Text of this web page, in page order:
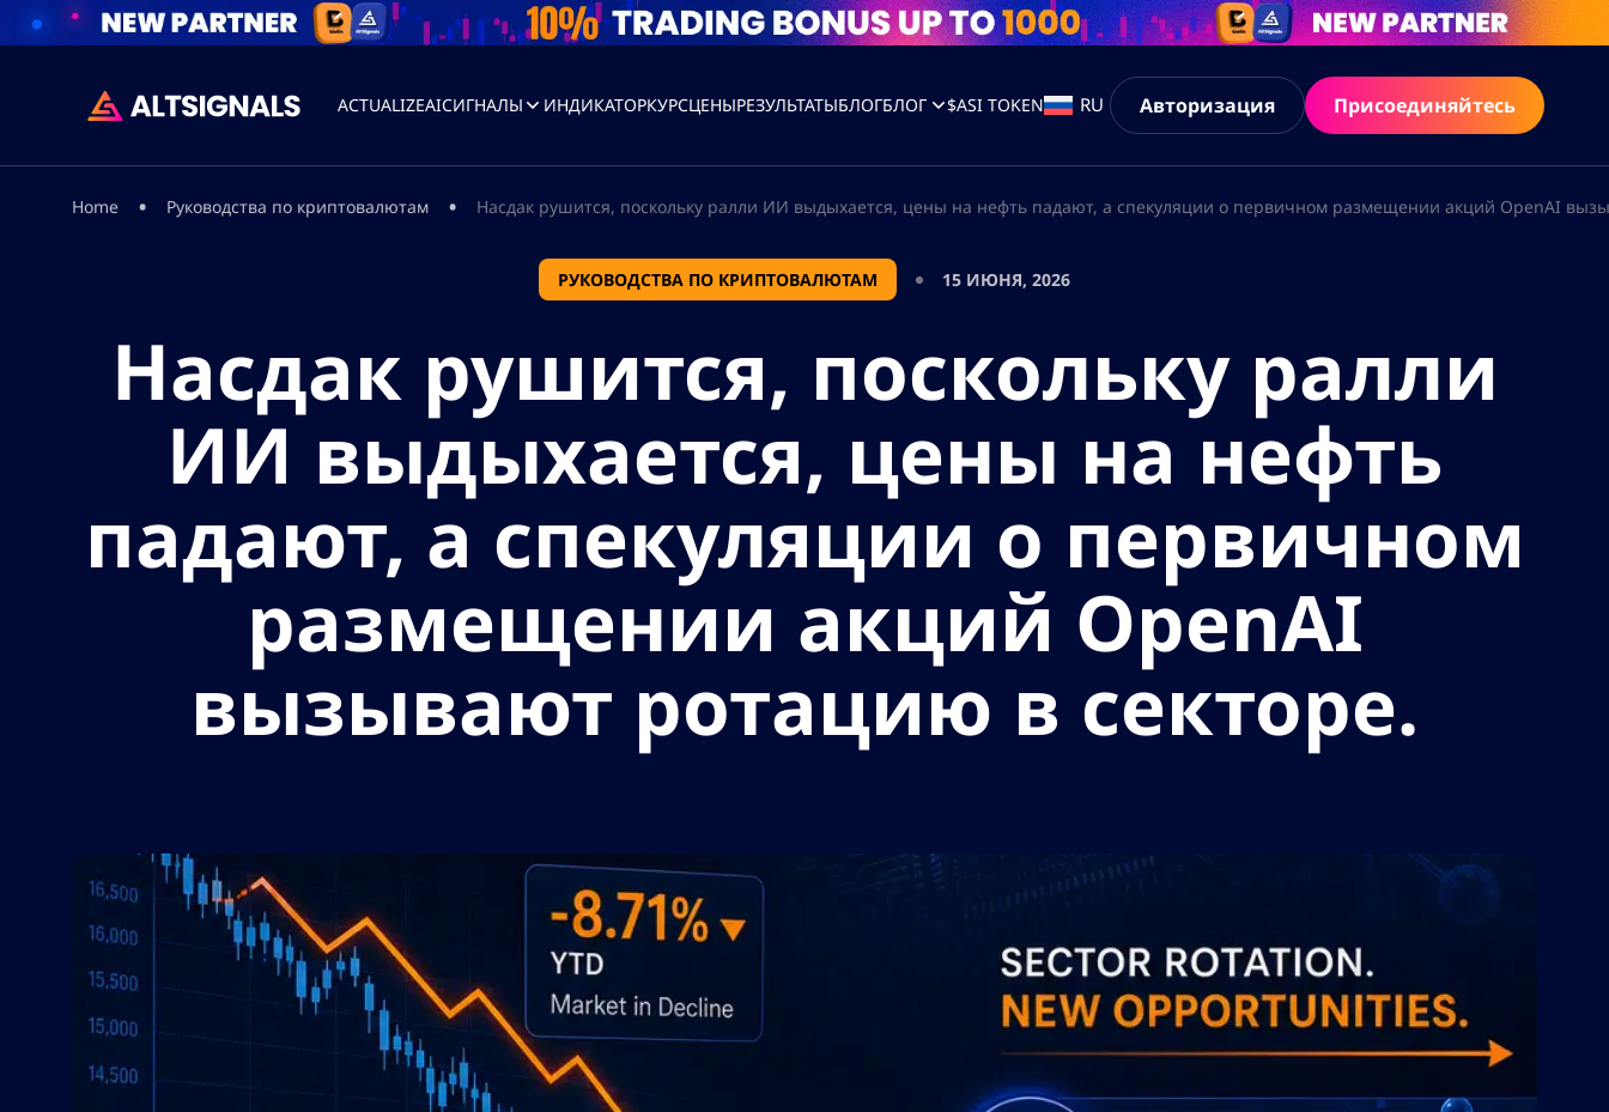
ACTUALIZEAIСИГНАЛЫ ИНДИКАТОРКУРСЦЕНЫРЕЗУЛЬТАТЫБЛОГБЛОГ $ASI TOKEN RU Авторизация Присоединяйтесь
Home • Руководства по криптовалютам • Насдак рушится, поскольку ралли ИИ выдыхается, цены на нефть падают, а спекуляции о первичном размещении акций OpenAI
РУКОВОДСТВА ПО КРИПТОВАЛЮТАМ 15 ИЮНЯ, 2026
Насдак рушится, поскольку ралли
ИИ выдыхается, цены на нефть
падают, а спекуляции о первичном
размещении акций OpenAI
вызывают ротацию в секторе.